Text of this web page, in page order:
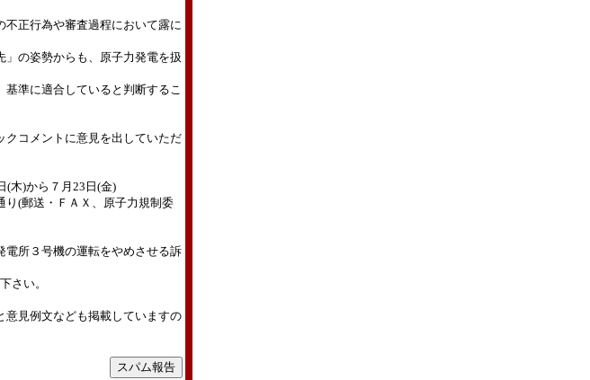
正行為や審査過程において露に
」の姿勢からも、原子力発電を扱
基準に適合していると判断するこ
コメントに意見を出していただ
)から７月23日(金)
(郵送・ＦＡＸ、原子力規制委
所３号機の運転をやめさせる訴
さい。
見例文なども掲載していますの
スパム報告